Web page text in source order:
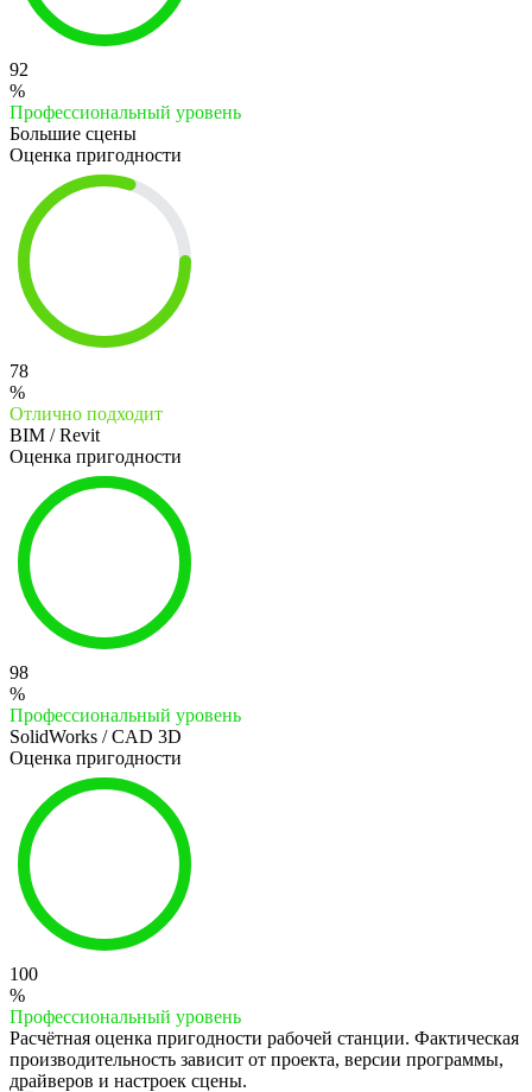
92
%
Профессиональный уровень
Большие сцены
Оценка пригодности
78
%
Отлично подходит
BIM / Revit
Оценка пригодности
98
%
Профессиональный уровень
SolidWorks / CAD 3D
Оценка пригодности
100
%
Профессиональный уровень
Расчётная оценка пригодности рабочей станции. Фактическая
производительность зависит от проекта, версии программы,
драйверов и настроек сцены.